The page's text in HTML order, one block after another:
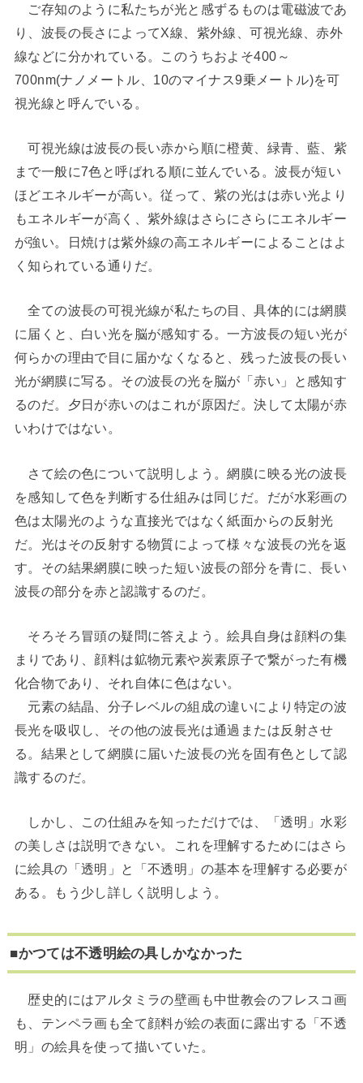
ご存知のように私たちが光と感ずるものは電磁波であ
り、波長の長さによってX線、紫外線、可視光線、赤外
線などに分かれている。このうちおよそ400～
700nm(ナノメートル、10のマイナス9乗メートル)を可
視光線と呼んでいる。
可視光線は波長の長い赤から順に橙黄、緑青、藍、紫
まで一般に7色と呼ばれる順に並んでいる。波長が短い
ほどエネルギーが高い。従って、紫の光はは赤い光より
もエネルギーが高く、紫外線はさらにさらにエネルギー
が強い。日焼けは紫外線の高エネルギーによることはよ
く知られている通りだ。
全ての波長の可視光線が私たちの目、具体的には網膜
に届くと、白い光を脳が感知する。一方波長の短い光が
何らかの理由で目に届かなくなると、残った波長の長い
光が網膜に写る。その波長の光を脳が「赤い」と感知す
るのだ。夕日が赤いのはこれが原因だ。決して太陽が赤
いわけではない。
さて絵の色について説明しよう。網膜に映る光の波長
を感知して色を判断する仕組みは同じだ。だが水彩画の
色は太陽光のような直接光ではなく紙面からの反射光
だ。光はその反射する物質によって様々な波長の光を返
す。その結果網膜に映った短い波長の部分を青に、長い
波長の部分を赤と認識するのだ。
そろそろ冒頭の疑問に答えよう。絵具自身は顔料の集
まりであり、顔料は鉱物元素や炭素原子で繋がった有機
化合物であり、それ自体に色はない。
元素の結晶、分子レベルの組成の違いにより特定の波
長光を吸収し、その他の波長光は通過または反射させ
る。結果として網膜に届いた波長の光を固有色として認
識するのだ。
しかし、この仕組みを知っただけでは、「透明」水彩
の美しさは説明できない。これを理解するためにはさら
に絵具の「透明」と「不透明」の基本を理解する必要が
ある。もう少し詳しく説明しよう。
■かつては不透明絵の具しかなかった
歴史的にはアルタミラの壁画も中世教会のフレスコ画
も、テンペラ画も全て顔料が絵の表面に露出する「不透
明」の絵具を使って描いていた。